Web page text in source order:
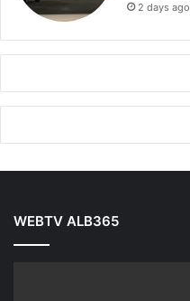
2 days ago
WEBTV ALB365